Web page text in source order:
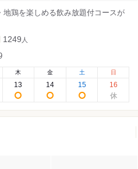
鶏を楽しめる飲み放題付コースが
1249 人
木
13
金
14
土
15
日
16